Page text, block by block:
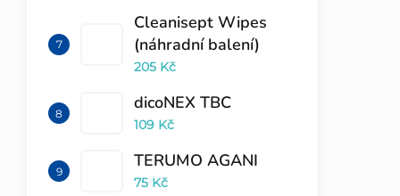
Cleanisept Wipes
(náhradní balení)
205 Kč
dicoNEX TBC
109 Kč
TERUMO AGANI
75 Kč